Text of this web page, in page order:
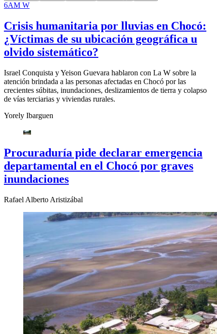
6AM W
Crisis humanitaria por lluvias en Chocó:
¿Víctimas de su ubicación geográfica u
olvido sistemático?
Israel Conquista y Yeison Guevara hablaron con La W sobre la
atención brindada a las personas afectadas en Chocó por las
crecientes súbitas, inundaciones, deslizamientos de tierra y colapso
de vías terciarias y viviendas rurales.
Yorely Ibarguen
Procuraduría pide declarar emergencia
departamental en el Chocó por graves
inundaciones
Rafael Alberto Aristizábal